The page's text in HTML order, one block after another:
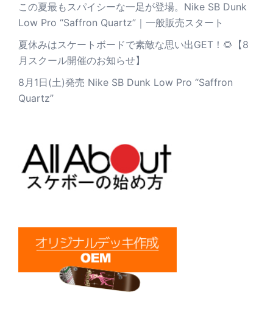
この夏最もスパイシーな一足が登場。Nike SB Dunk
Low Pro “Saffron Quartz”｜一般販売スタート
夏休みはスケートボードで素敵な思い出GET！🌻【8
月スクール開催のお知らせ】
8月1日(土)発売 Nike SB Dunk Low Pro “Saffron
Quartz”